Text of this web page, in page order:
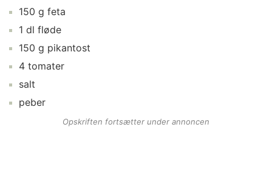
150 g feta
1 dl fløde
150 g pikantost
4 tomater
salt
peber
Opskriften fortsætter under annoncen